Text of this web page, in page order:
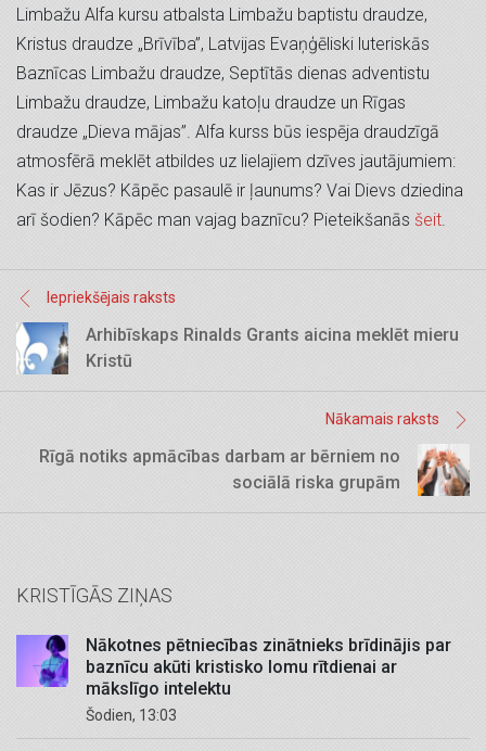
Limbažu Alfa kursu atbalsta Limbažu baptistu draudze,
Kristus draudze „Brīvība”, Latvijas Evaņģēliski luteriskās
Baznīcas Limbažu draudze, Septītās dienas adventistu
Limbažu draudze, Limbažu katoļu draudze un Rīgas
draudze „Dieva mājas”. Alfa kurss būs iespēja draudzīgā
atmosfērā meklēt atbildes uz lielajiem dzīves jautājumiem:
Kas ir Jēzus? Kāpēc pasaulē ir ļaunums? Vai Dievs dziedina
arī šodien? Kāpēc man vajag baznīcu? Pieteikšanās šeit.
Iepriekšējais raksts
Arhibīskaps Rinalds Grants aicina meklēt mieru
Kristū
Nākamais raksts
Rīgā notiks apmācības darbam ar bērniem no
sociālā riska grupām
KRISTĪGĀS ZIŅAS
Nākotnes pētniecības zinātnieks brīdinājis par
baznīcu akūti kristisko lomu rītdienai ar
mākslīgo intelektu
Šodien, 13:03